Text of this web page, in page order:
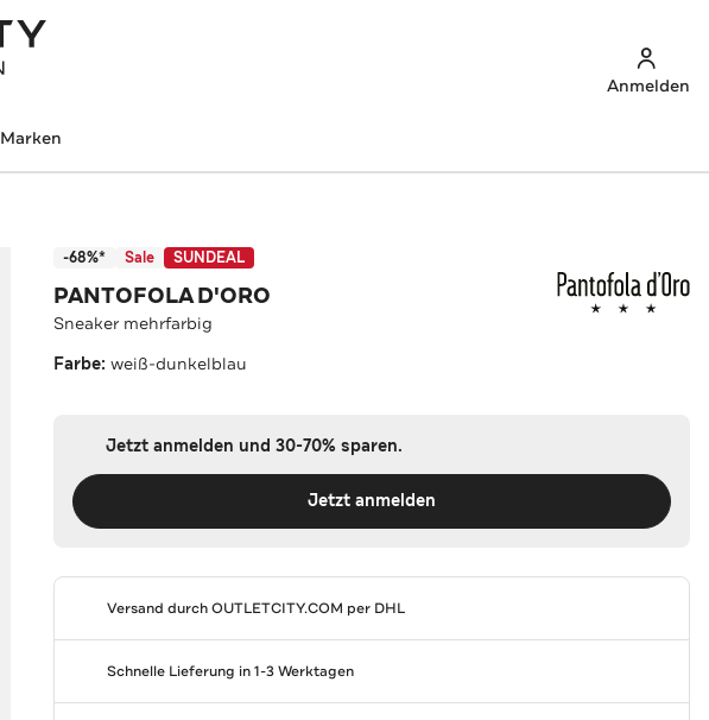
Anmelden
Marken
-68%* Sale SUNDEAL
PANTOFOLA D'ORO
Sneaker mehrfarbig
Farbe:weiß-dunkelblau
Jetzt anmelden und 30-70% sparen.
Jetzt anmelden
Versand durchOUTLETCITY.COM per DHL
Schnelle Lieferung in 1-3 Werktagen